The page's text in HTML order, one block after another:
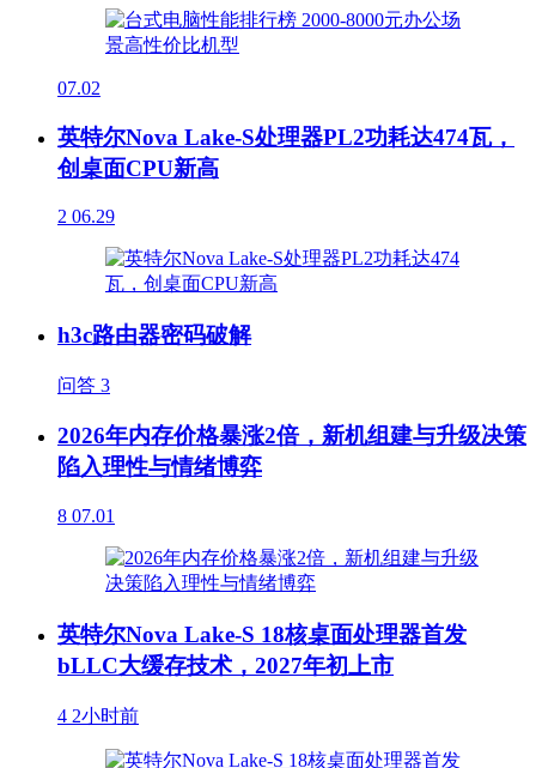
07.02
英特尔Nova Lake-S处理器PL2功耗达474瓦，
创桌面CPU新高
2 06.29
h3c路由器密码破解
问答 3
2026年内存价格暴涨2倍，新机组建与升级决策
陷入理性与情绪博弈
8 07.01
英特尔Nova Lake-S 18核桌面处理器首发
bLLC大缓存技术，2027年初上市
4 2小时前